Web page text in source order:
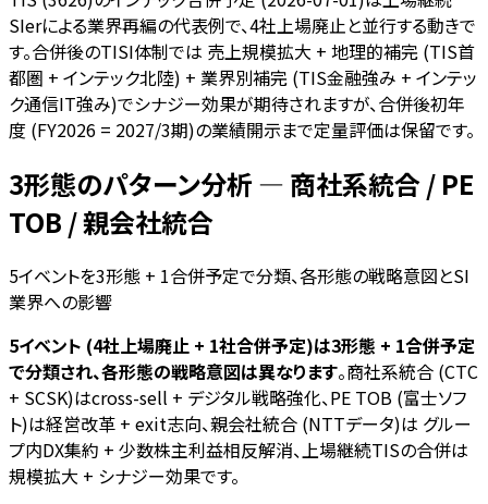
SIerによる業界再編の代表例で、4社上場廃止と並行する動きで
す。合併後のTISI体制では 売上規模拡大 + 地理的補完 (TIS首
都圏 + インテック北陸) + 業界別補完 (TIS金融強み + インテッ
ク通信IT強み)でシナジー効果が期待されますが、合併後初年
度 (FY2026 = 2027/3期)の業績開示まで定量評価は保留です。
3形態のパターン分析 — 商社系統合 / PE
TOB / 親会社統合
5イベントを3形態 + 1合併予定で分類、各形態の戦略意図とSI
業界への影響
5イベント (4社上場廃止 + 1社合併予定)は3形態 + 1合併予定
で分類され、各形態の戦略意図は異なります。商社系統合 (CTC
+ SCSK)はcross-sell + デジタル戦略強化、PE TOB (富士ソフ
ト)は経営改革 + exit志向、親会社統合 (NTTデータ)は グルー
プ内DX集約 + 少数株主利益相反解消、上場継続TISの合併は
規模拡大 + シナジー効果です。